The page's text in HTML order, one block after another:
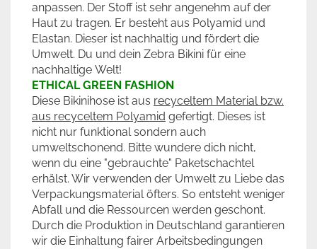
anpassen. Der Stoff ist sehr angenehm auf der
Haut zu tragen. Er besteht aus Polyamid und
Elastan. Dieser ist nachhaltig und fördert die
Umwelt. Du und dein Zebra Bikini für eine
nachhaltige Welt!
ETHICAL GREEN FASHION
Diese Bikinihose ist aus recyceltem Material bzw.
aus recyceltem Polyamid gefertigt. Dieses ist
nicht nur funktional sondern auch
umweltschonend. Bitte wundere dich nicht,
wenn du eine "gebrauchte" Paketschachtel
erhälst. Wir verwenden der Umwelt zu Liebe das
Verpackungsmaterial öfters. So entsteht weniger
Abfall und die Ressourcen werden geschont.
Durch die Produktion in Deutschland garantieren
wir die Einhaltung fairer Arbeitsbedingungen